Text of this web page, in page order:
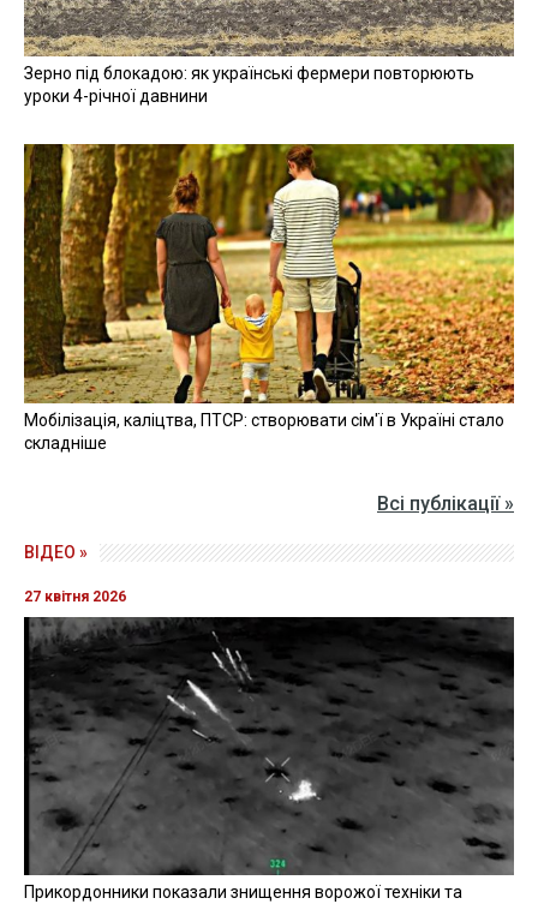
Зерно під блокадою: як українські фермери повторюють
уроки 4-річної давнини
Мобілізація, каліцтва, ПТСР: створювати сім'ї в Україні стало
складніше
Всі публікації »
ВІДЕО »
27 квітня 2026
Прикордонники показали знищення ворожої техніки та